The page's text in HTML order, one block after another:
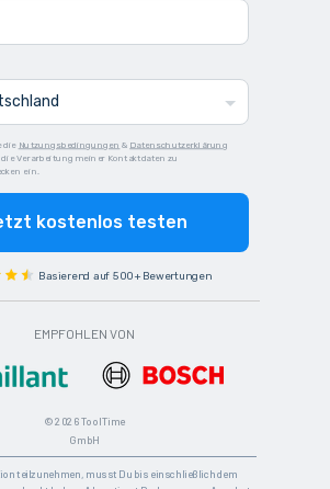
kostenlos testen
die Nutzungsbedingungen & Datenschutzerklärung
Verarbeitung meiner Kontaktdaten zu
ein.
Basierend auf 500+ Bewertungen
© 2026 ToolTime
GmbH
EMPFOHLEN VON
teilzunehmen, musst Du bis einschließlich dem